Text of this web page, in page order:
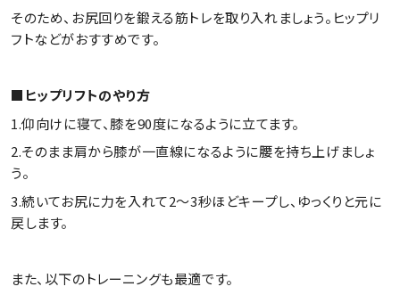
そのため、お尻回りを鍛える筋トレを取り入れましょう。ヒップリ
フトなどがおすすめです。
■ヒップリフトのやり方
1.仰向けに寝て、膝を90度になるように立てます。
2.そのまま肩から膝が一直線になるように腰を持ち上げましょ
う。
3.続いてお尻に力を入れて2～3秒ほどキープし、ゆっくりと元に
戻します。
また、以下のトレーニングも最適です。